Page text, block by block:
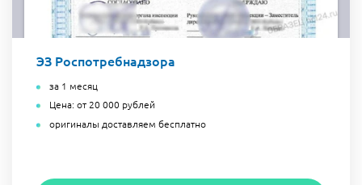
ЭЗ Роспотребнадзора
за 1 месяц
Цена: от 20 000 рублей
оригиналы доставляем бесплатно